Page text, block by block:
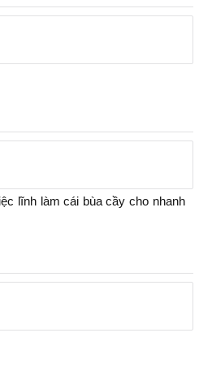
lĩnh làm cái bùa cầy cho nhanh